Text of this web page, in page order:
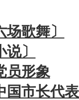
歌舞〕
〕
员形象
国市长代